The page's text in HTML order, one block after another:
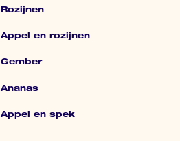
Rozijnen
Appel en rozijnen
Gember
Ananas
Appel en spek